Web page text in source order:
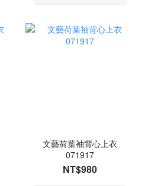
文藝荷葉袖背心上衣
071917
NT$980